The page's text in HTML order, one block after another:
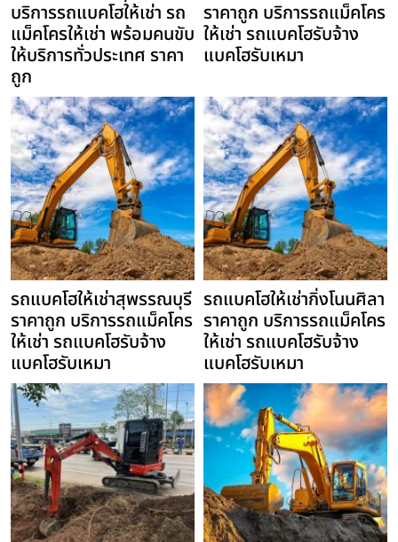
บริการรถแบคโฮให้เช่า รถ
แม็คโครให้เช่า พร้อมคนขับ
ให้บริการทั่วประเทศ ราคา
ถูก
ราคาถูก บริการรถแม็คโคร
ให้เช่า รถแบคโฮรับจ้าง
แบคโฮรับเหมา
รถแบคโฮให้เช่าสุพรรณบุรี
ราคาถูก บริการรถแม็คโคร
ให้เช่า รถแบคโฮรับจ้าง
แบคโฮรับเหมา
รถแบคโฮให้เช่ากิ่งโนนศิลา
ราคาถูก บริการรถแม็คโคร
ให้เช่า รถแบคโฮรับจ้าง
แบคโฮรับเหมา